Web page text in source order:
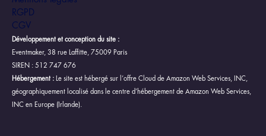
RGPD
CGV
Développement et conception du site :
Eventmaker, 38 rue Laffitte, 75009 Paris
SIREN : 512 747 676
Hébergement :
Le site est hébergé sur l’offre Cloud de Amazon Web Services, INC,
géographiquement localisé dans le centre d’hébergement de Amazon Web Services,
INC en Europe (Irlande).